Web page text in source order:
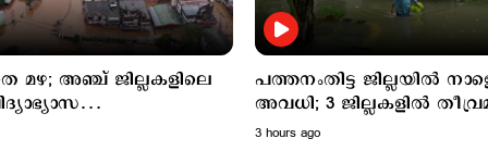
അഞ്ച് ജില്ലകളിലെ
പത്തനംതിട്ട ജില്ലയില്‍
അവധി; 3 ജില്ലകളില്‍
മുന്നറിയിപ്പ്
3 hours ago